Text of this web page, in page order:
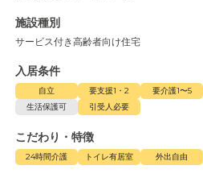
施設種別
サービス付き高齢者向け住宅
入居条件
自立 要支援1・2 要介護1〜5
生活保護可
引受人必要
こだわり・特徴
24時間介護 トイレ有居室 外出自由